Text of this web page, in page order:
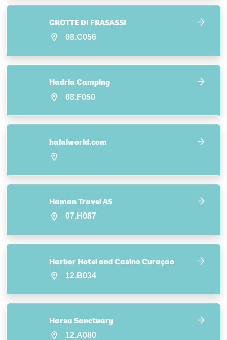
GROTTE DI FRASASSI
08.C056
Hadria Camping
08.F050
halalworld.com
Haman Travel AS
07.H087
Harbor Hotel and Casino Curaçao
12.B034
Harsa Sanctuary
12.A080